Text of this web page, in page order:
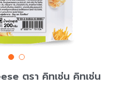
ตรา คิทเช่น คิทเช่น